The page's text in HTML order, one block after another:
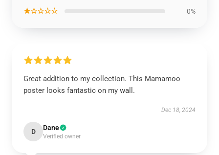
★☆☆☆☆ 0%
Great addition to my collection. This Mamamoo
poster looks fantastic on my wall.
Dec 18, 2024
D Dane
Verified owner